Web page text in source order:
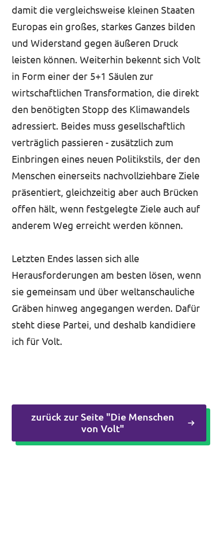
damit die vergleichsweise kleinen Staaten
Europas ein großes, starkes Ganzes bilden
und Widerstand gegen äußeren Druck
leisten können. Weiterhin bekennt sich Volt
in Form einer der 5+1 Säulen zur
wirtschaftlichen Transformation, die direkt
den benötigten Stopp des Klimawandels
adressiert. Beides muss gesellschaftlich
verträglich passieren - zusätzlich zum
Einbringen eines neuen Politikstils, der den
Menschen einerseits nachvollziehbare Ziele
präsentiert, gleichzeitig aber auch Brücken
offen hält, wenn festgelegte Ziele auch auf
anderem Weg erreicht werden können.
Letzten Endes lassen sich alle
Herausforderungen am besten lösen, wenn
sie gemeinsam und über weltanschauliche
Gräben hinweg angegangen werden. Dafür
steht diese Partei, und deshalb kandidiere
ich für Volt.
zurück zur Seite "Die Menschen
von Volt"